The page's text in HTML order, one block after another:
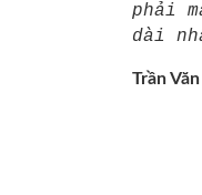
phải
dài
Trần